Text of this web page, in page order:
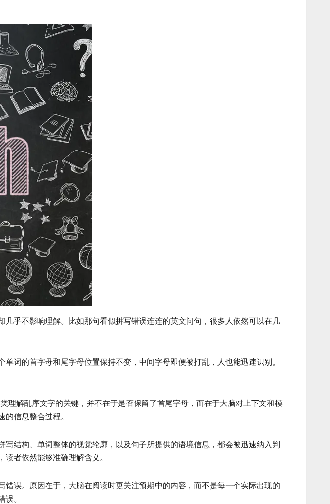
乎不影响理解。比如那句看似拼写错误连连的英文问句，很多人依然可以在几
词的首字母和尾字母位置保持不变，中间字母即便被打乱，人也能迅速识别。
理解乱序文字的关键，并不在于是否保留了首尾字母，而在于大脑对上下文和模
信息整合过程。
结构、单词整体的视觉轮廓，以及句子所提供的语境信息，都会被迅速纳入判
者依然能够准确理解含义。
误。原因在于，大脑在阅读时更关注预期中的内容，而不是每一个实际出现的
误。